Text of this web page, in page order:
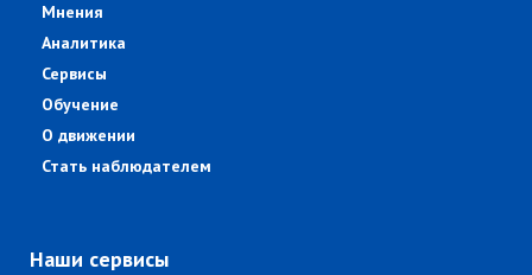
Мнения
Аналитика
Сервисы
Обучение
О движении
Стать наблюдателем
Наши сервисы